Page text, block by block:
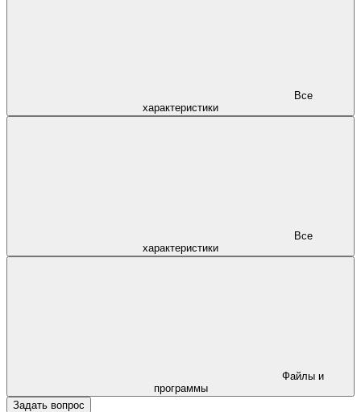
характеристики
характеристики
программы
Задать вопрос